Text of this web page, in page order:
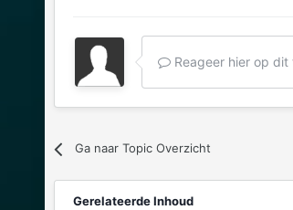
Reageer hier op dit
Ga naar Topic Overzicht
Gerelateerde Inhoud